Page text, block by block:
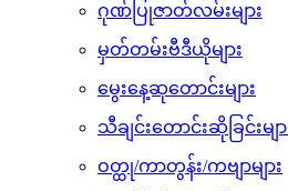
ဂုဏ်ပြုဇာတ်လမ်းများ
မှတ်တမ်းဗီဒီယိုများ
မွေးနေ့ဆုတောင်းများ
သီချင်းတောင်းဆိုခြင်းမျာ
ဝတ္ထု/ကာတွန်း/ကဗျာများ